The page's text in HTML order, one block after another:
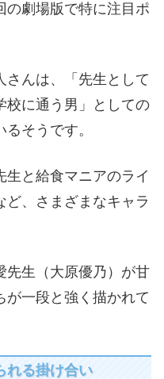
の劇場版で特に注目ポ
さんは、「先生として
校に通う男」としての
そうです。
と給食マニアのライ
、さまざまなキャラ
先生（大原優乃）が甘
が一段と強く描かれて
れる掛け合い